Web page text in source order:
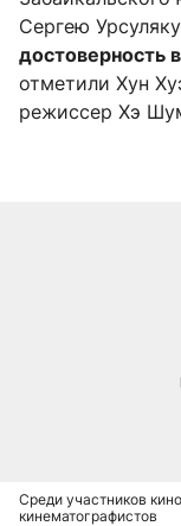
Сергею
достоверность
отметили Хун
режиссер Хэ
Среди участников
кинематографистов